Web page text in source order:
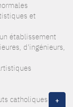
et
établissement
d'ingénieurs,
catholiques
+